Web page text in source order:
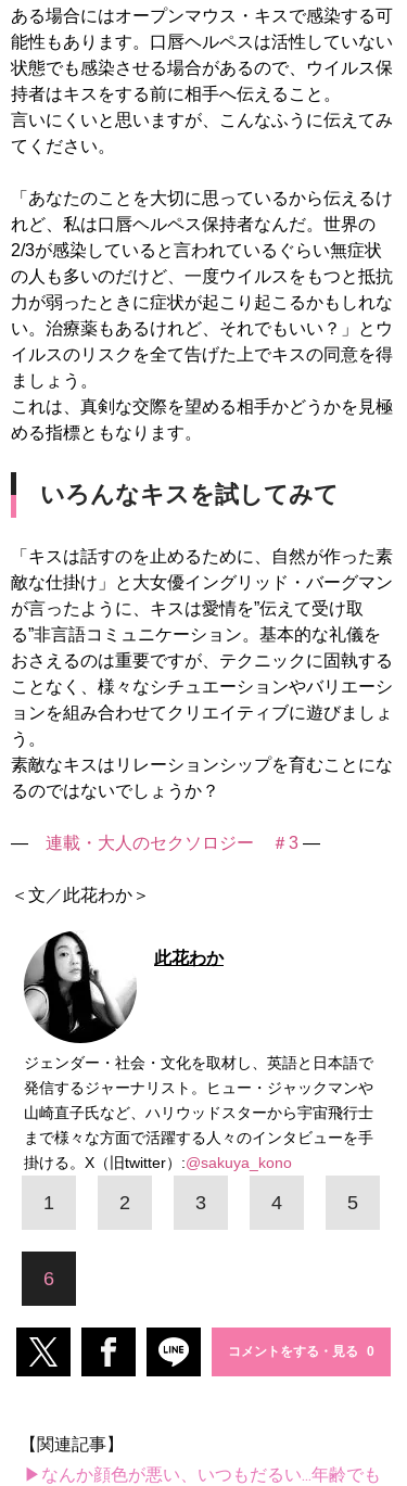
ある場合にはオープンマウス・キスで感染する可
能性もあります。口唇ヘルペスは活性していない
状態でも感染させる場合があるので、ウイルス保
持者はキスをする前に相手へ伝えること。
言いにくいと思いますが、こんなふうに伝えてみ
てください。
「あなたのことを大切に思っているから伝えるけ
れど、私は口唇ヘルペス保持者なんだ。世界の
2/3が感染していると言われているぐらい無症状
の人も多いのだけど、一度ウイルスをもつと抵抗
力が弱ったときに症状が起こり起こるかもしれな
い。治療薬もあるけれど、それでもいい？」とウ
イルスのリスクを全て告げた上でキスの同意を得
ましょう。
これは、真剣な交際を望める相手かどうかを見極
める指標ともなります。
いろんなキスを試してみて
「キスは話すのを止めるために、自然が作った素
敵な仕掛け」と大女優イングリッド・バーグマン
が言ったように、キスは愛情を”伝えて受け取
る”非言語コミュニケーション。基本的な礼儀を
おさえるのは重要ですが、テクニックに固執する
ことなく、様々なシチュエーションやバリエーシ
ョンを組み合わせてクリエイティブに遊びましょ
う。
素敵なキスはリレーションシップを育むことにな
るのではないでしょうか？
― 連載・大人のセクソロジー ＃3 ―
＜文／此花わか＞
此花わか
ジェンダー・社会・文化を取材し、英語と日本語で
発信するジャーナリスト。ヒュー・ジャックマンや
山崎直子氏など、ハリウッドスターから宇宙飛行士
まで様々な方面で活躍する人々のインタビューを手
掛ける。X（旧twitter）:@sakuya_kono
1 2 3 4 5
6
コメントをする・見る
【関連記事】
▶なんか顔色が悪い、いつもだるい...年齢でも